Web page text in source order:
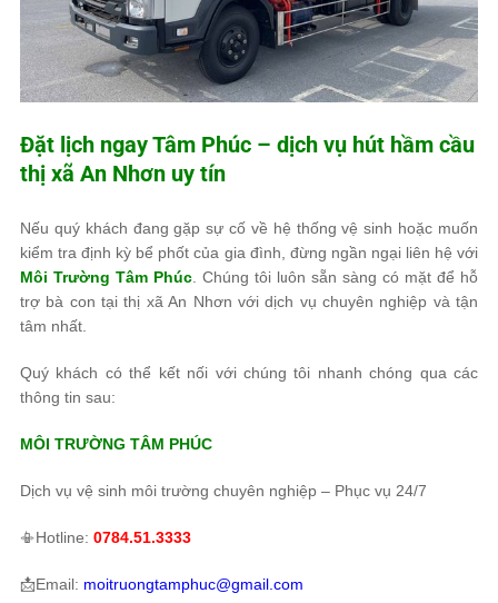
Đặt lịch ngayTâm Phúc – dịch vụ hút hầm cầu
thị xã An Nhơn uy tín
Nếu quý khách đang gặp sự cố về hệ thống vệ sinh hoặc muốn
kiểm tra định kỳ bể phốt của gia đình, đừng ngần ngại liên hệ với
Môi Trường Tâm Phúc. Chúng tôi luôn sẵn sàng có mặt để hỗ
trợ bà con tại thị xã An Nhơn với dịch vụ chuyên nghiệp và tận
tâm nhất.
Quý khách có thể kết nối với chúng tôi nhanh chóng qua các
thông tin sau:
MÔI TRƯỜNG TÂM PHÚC
Dịch vụ vệ sinh môi trường chuyên nghiệp – Phục vụ 24/7
📳Hotline: 0784.51.3333
📩Email: moitruongtamphuc@gmail.com